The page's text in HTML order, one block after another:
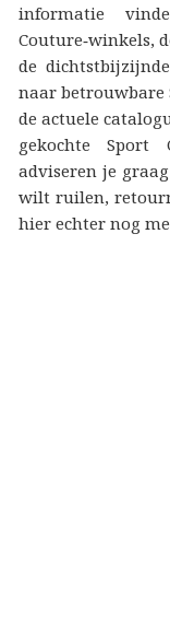
informatie
Couture‑winkels,
de
naar betrouwbare
de actuele
gekochte Sport
adviseren je
wilt ruilen,
hier echter nog